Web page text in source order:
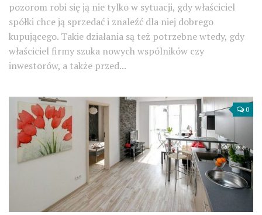
pozorom robi się ją nie tylko w sytuacji, gdy właściciel
spółki chce ją sprzedać i znaleźć dla niej dobrego
kupującego. Takie działania są też potrzebne wtedy, gdy
właściciel firmy szuka nowych wspólników czy
inwestorów, a także przed...
0